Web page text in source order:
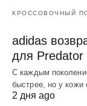
КРОССОВОЧНЫЙ
adidas
для Predator
С каждым
быстрее, но у кожи
2 дня ago